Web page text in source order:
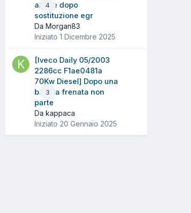
4
anche dopo
sostituzione egr
Da Morgan83
Iniziato 1 Dicembre 2025
3
[Iveco Daily 05/2003
2286cc F1ae0481a
70Kw Diesel] Dopo una
brusca frenata non
parte
Da kappaca
Iniziato 20 Gennaio 2025